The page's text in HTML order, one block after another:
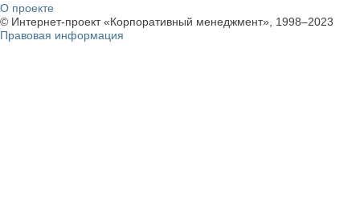
О проекте
© Интернет-проект «Корпоративный менеджмент», 1998–2023
Правовая информация